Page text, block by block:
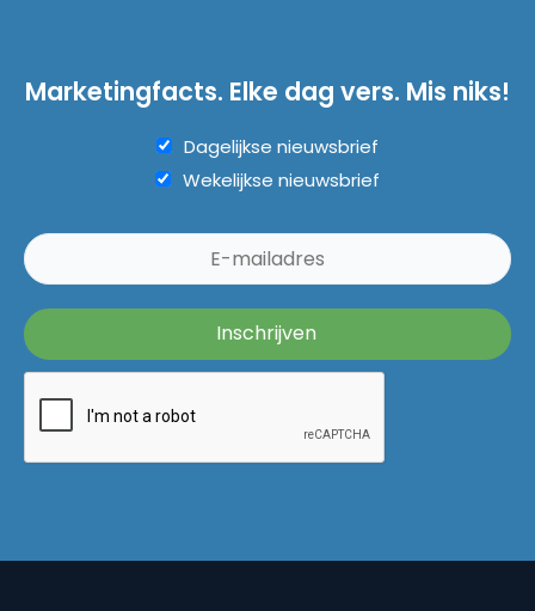
Marketingfacts. Elke dag vers. Mis niks!
Dagelijkse nieuwsbrief
Wekelijkse nieuwsbrief